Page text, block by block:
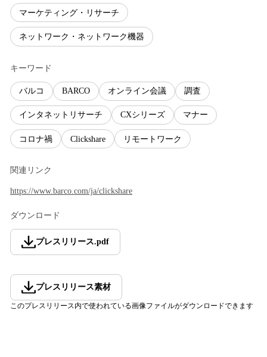
マーケティング・リサーチ
ネットワーク・ネットワーク機器
キーワード
バルコ BARCO オンライン会議 調査
インタネットリサーチ CXシリーズ マナー
コロナ禍 Clickshare リモートワーク
関連リンク
https://www.barco.com/ja/clickshare
ダウンロード
プレスリリース.pdf
プレスリリース素材
このプレスリリース内で使われている画像ファイルがダウンロードできます